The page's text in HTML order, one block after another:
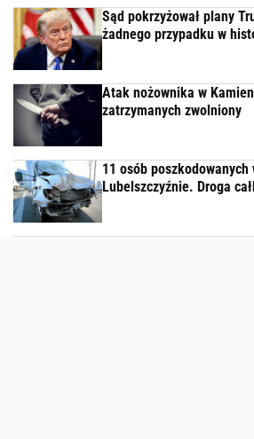
Sąd pokrzyżował plany
żadnego przypadku w
Atak nożownika w
zatrzymanych zwolniony
11 osób poszkodowanych
Lubelszczyźnie. Droga